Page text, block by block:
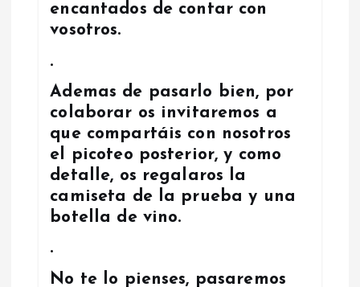
encantados de contar con
vosotros.
.
Ademas de pasarlo bien, por
colaborar os invitaremos a
que compartáis con nosotros
el picoteo posterior, y como
detalle, os regalaros la
camiseta de la prueba y una
botella de vino.
.
No te lo pienses, pasaremos